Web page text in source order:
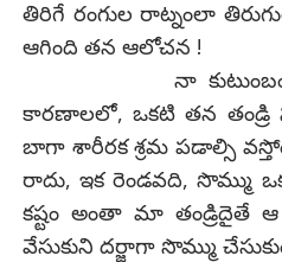
తిరిగే రంగుల రాట్నంలా
ఆగింది తన ఆలోచన !
నా కుటుంబం
కారణాలలో, ఒకటి తన తండ్రి
బాగా శారీరక శ్రమ పడాల్సి
రాదు, ఇక రెండవది, సొమ్ము
కష్టం అంతా మా
వేసుకుని దర్జాగా సొమ్ము